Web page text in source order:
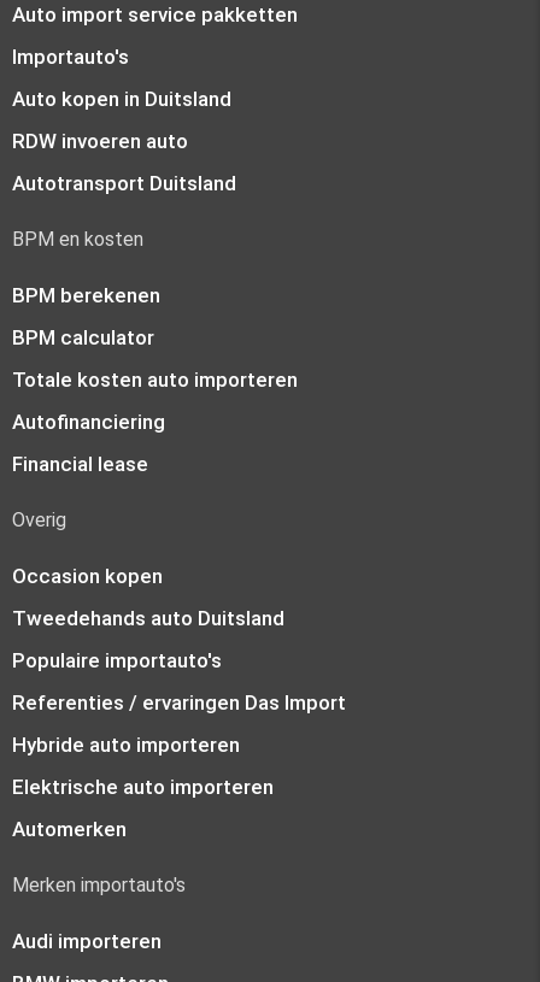
Auto import service pakketten
Importauto's
Auto kopen in Duitsland
RDW invoeren auto
Autotransport Duitsland
BPM en kosten
BPM berekenen
BPM calculator
Totale kosten auto importeren
Autofinanciering
Financial lease
Overig
Occasion kopen
Tweedehands auto Duitsland
Populaire importauto's
Referenties / ervaringen Das Import
Hybride auto importeren
Elektrische auto importeren
Automerken
Merken importauto's
Audi importeren